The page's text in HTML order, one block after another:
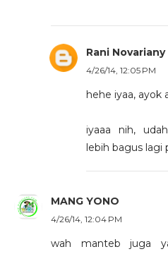
Rani Novariany
4/26/14, 12:05 PM
hehe iyaa, ayok
iyaaa nih,
lebih bagus lagi
MANG YONO
4/26/14, 12:04 PM
wah manteb juga